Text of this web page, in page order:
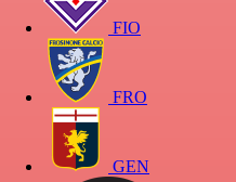
FIO
FRO
GEN